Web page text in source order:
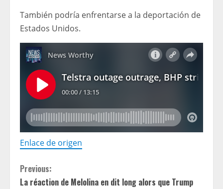
También podría enfrentarse a la deportación de
Estados Unidos.
Enlace de origen
C
Previous:
La réaction de Melolina en dit long alors que Trump